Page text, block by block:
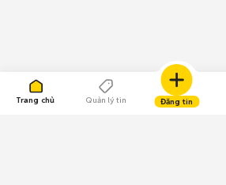
Trang chủ Quản lý tin Đăng tin